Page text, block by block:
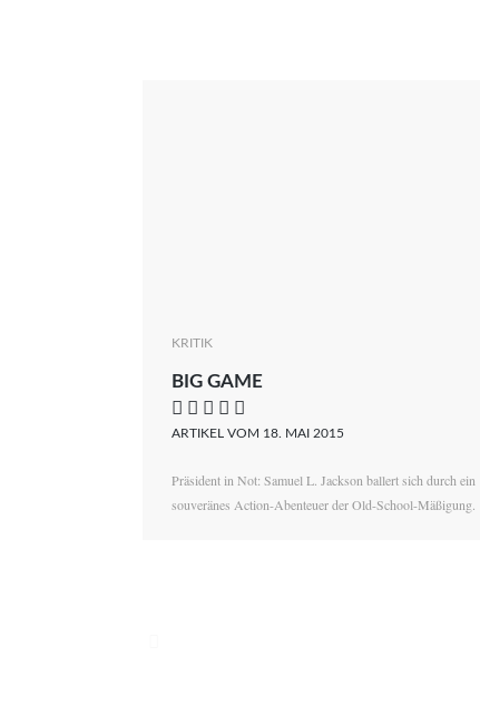
KRITIK
BIG GAME
    
ARTIKEL VOM 18. MAI 2015
Präsident in Not: Samuel L. Jackson ballert sich durch ein
souveränes Action-Abenteuer der Old-School-Mäßigung.